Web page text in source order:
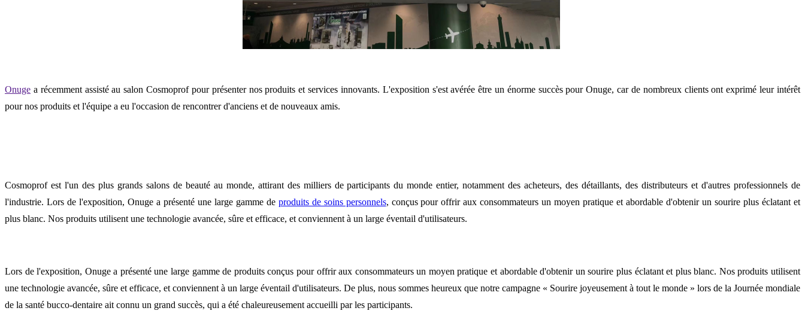
Onuge a récemment assisté au salon Cosmoprof pour présenter nos produits et services innovants. L'exposition s'est avérée être un énorme succès pour Onuge, car de nombreux clients ont exprimé leur intérêt
pour nos produits et l'équipe a eu l'occasion de rencontrer d'anciens et de nouveaux amis.
Cosmoprof est l'un des plus grands salons de beauté au monde, attirant des milliers de participants du monde entier, notamment des acheteurs, des détaillants, des distributeurs et d'autres professionnels de
l'industrie. Lors de l'exposition, Onuge a présenté une large gamme de produits de soins personnels, conçus pour offrir aux consommateurs un moyen pratique et abordable d'obtenir un sourire plus éclatant et
plus blanc. Nos produits utilisent une technologie avancée, sûre et efficace, et conviennent à un large éventail d'utilisateurs.
Lors de l'exposition, Onuge a présenté une large gamme de produits conçus pour offrir aux consommateurs un moyen pratique et abordable d'obtenir un sourire plus éclatant et plus blanc. Nos produits utilisent
une technologie avancée, sûre et efficace, et conviennent à un large éventail d'utilisateurs. De plus, nous sommes heureux que notre campagne « Sourire joyeusement à tout le monde » lors de la Journée mondiale
de la santé bucco-dentaire ait connu un grand succès, qui a été chaleureusement accueilli par les participants.